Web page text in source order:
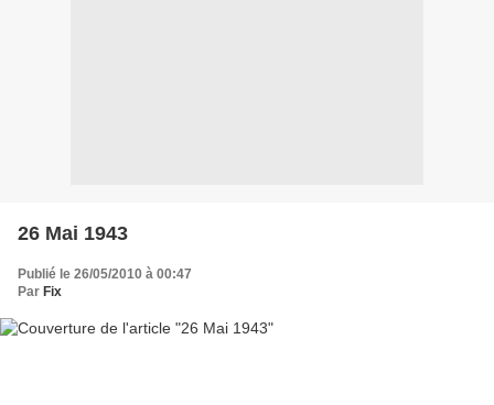
26 Mai 1943
Publié le 26/05/2010 à 00:47
Par Fix